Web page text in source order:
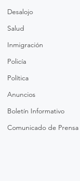
Desalojo
Salud
Inmigración
Policía
Política
Anuncios
Boletín Informativo
Comunicado de Prensa